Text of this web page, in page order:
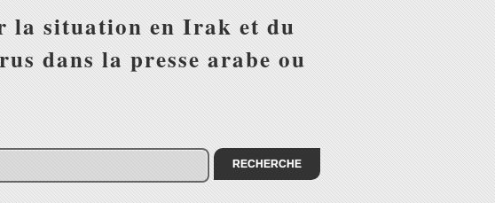
la situation en Irak et du
dans la presse arabe ou